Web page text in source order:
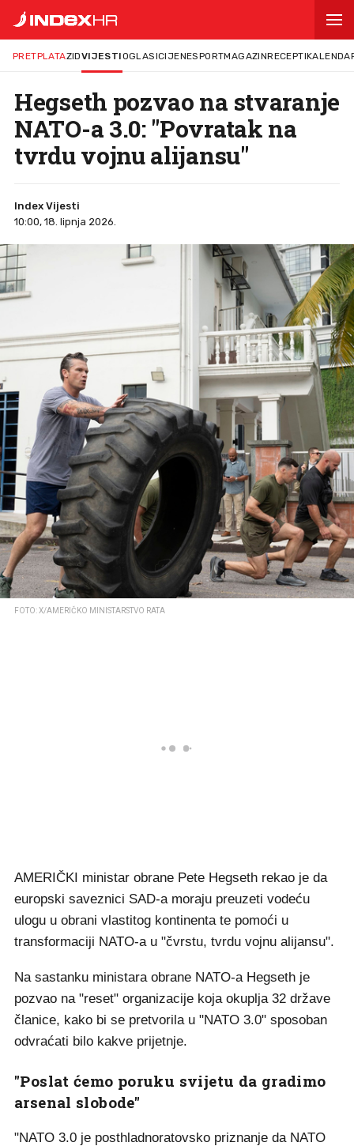
PRETPLATAZIDVIJESTIOGLASICIJENESPORTMAGAZINRECEPTI
Hegseth pozvao na stvaranje
NATO-a 3.0: "Povratak na
tvrdu vojnu alijansu"
Index Vijesti
10:00, 18. lipnja 2026.
FOTO: X/AMERIČKO MINISTARSTVO RATA
AMERIČKI ministar obrane Pete Hegseth rekao je da
europski saveznici SAD-a moraju preuzeti vodeću
ulogu u obrani vlastitog kontinenta te pomoći u
transformaciji NATO-a u "čvrstu, tvrdu vojnu alijansu".
Na sastanku ministara obrane NATO-a Hegseth je
pozvao na "reset" organizacije koja okuplja 32 države
članice, kako bi se pretvorila u "NATO 3.0" sposoban
odvraćati bilo kakve prijetnje.
"Poslat ćemo poruku svijetu da gradimo
arsenal slobode"
"NATO 3.0 je posthladnoratovsko priznanje da NATO